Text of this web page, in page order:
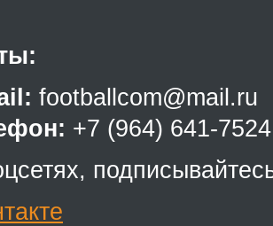
footballcom@mail.ru
+7 (964) 641-7524